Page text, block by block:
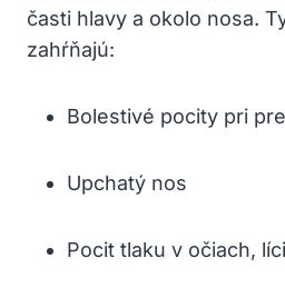
časti hlavy a okolo nosa.
zahŕňajú:
Bolestivé pocity pri
Upchatý nos
Pocit tlaku v očiach,